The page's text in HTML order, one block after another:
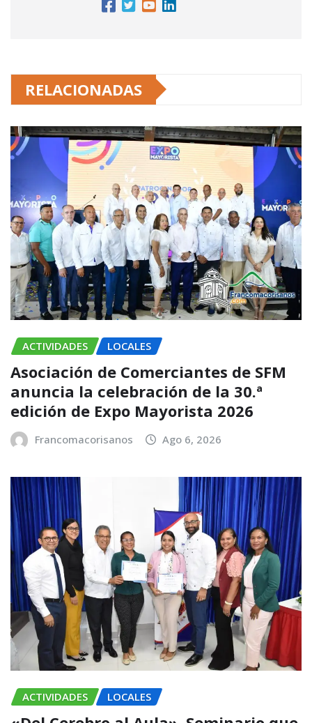
RELACIONADAS
ACTIVIDADES LOCALES
Asociación de Comerciantes de SFM
anuncia la celebración de la 30.ª
edición de Expo Mayorista 2026
Francomacorisanos Ago 6, 2026
ACTIVIDADES LOCALES